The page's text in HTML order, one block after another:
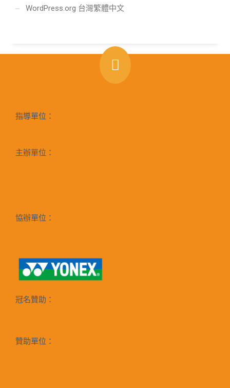
WordPress.org 台灣繁體中文
指導單位：
主辦單位：
協辦單位：
冠名贊助：
贊助單位：